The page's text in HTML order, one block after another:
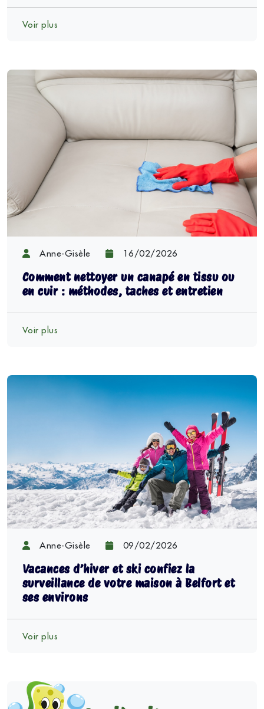
Voir plus
Anne-Gisèle 16/02/2026
Comment nettoyer un canapé en tissu ou
en cuir : méthodes, taches et entretien
Voir plus
Anne-Gisèle 09/02/2026
Vacances d’hiver et ski confiez la
surveillance de votre maison à Belfort et
ses environs
Voir plus